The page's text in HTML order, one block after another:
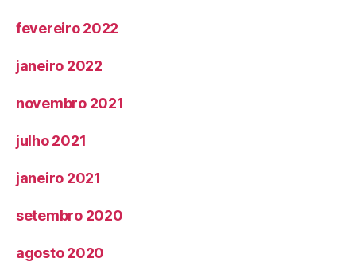
fevereiro 2022
janeiro 2022
novembro 2021
julho 2021
janeiro 2021
setembro 2020
agosto 2020